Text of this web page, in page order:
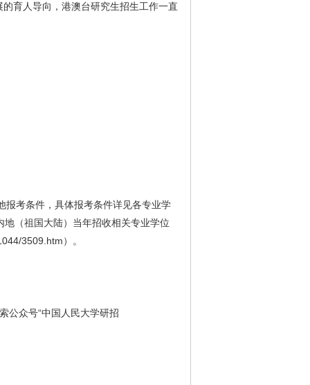
育人导向，港澳台研究生招生工作一直
报考条件，具体报考条件详见各专业学
（祖国大陆）当年招收相关专业学位
3509.htm）。
公众号“中国人民大学研招